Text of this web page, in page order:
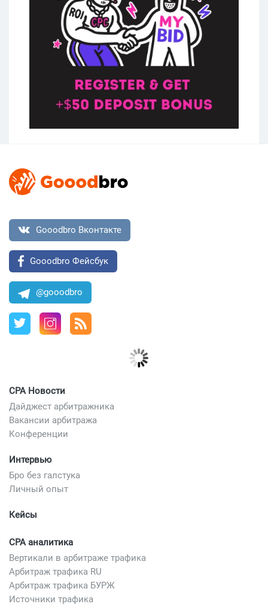
Gooodbro Вконтакте
Gooodbro Фейсбук
@gooodbro
CPA Новости
Дайджест арбитражника
Вакансии арбитража
Конференции
Интервью
Бро без галстука
Личный опыт
Кейсы
CPA аналитика
Вертикали в арбитраже трафика
Арбитраж трафика RU
Арбитраж трафика БУРЖ
Источники трафика